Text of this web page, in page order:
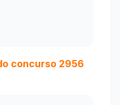
concurso 2956